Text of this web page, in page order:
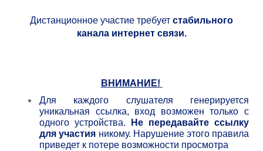
Дистанционное участие требует стабильного
канала интернет связи.
ВНИМАНИЕ!
Для каждого слушателя генерируется
уникальная ссылка, вход возможен только с
одного устройства.
Не передавайте ссылку
для участия никому. Нарушение этого правила
приведет к потере возможности просмотра